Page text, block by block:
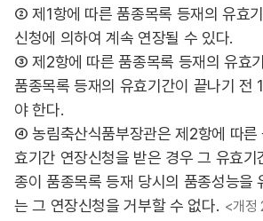
② 제1항에 따른 품종목록 등재의 유효
신청에 의하여 계속 연장될 수 있다.
③ 제2항에 따른 품종목록 등재의 유효
품종목록 등재의 유효기간이 끝나기 전
야 한다.
④ 농림축산식품부장관은 제2항에 따른
효기간 연장신청을 받은 경우 그 유효
종이 품종목록 등재 당시의 품종성능을
는 그 연장신청을 거부할 수 없다. <개정